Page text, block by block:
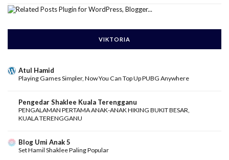
VIKTORIA
Atul Hamid
Playing Games Simpler, Now You Can Top Up PUBG Anywhere
Pengedar Shaklee Kuala Terengganu
PENGALAMAN PERTAMA ANAK-ANAK HIKING BUKIT BESAR,
KUALA TERENGGANU
Blog Umi Anak 5
Set Hamil Shaklee Paling Popular